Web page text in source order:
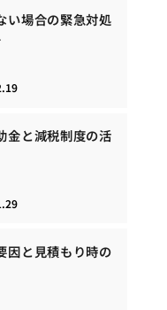
い場合の緊急対処
金と減税制度の活
因と見積もり時の